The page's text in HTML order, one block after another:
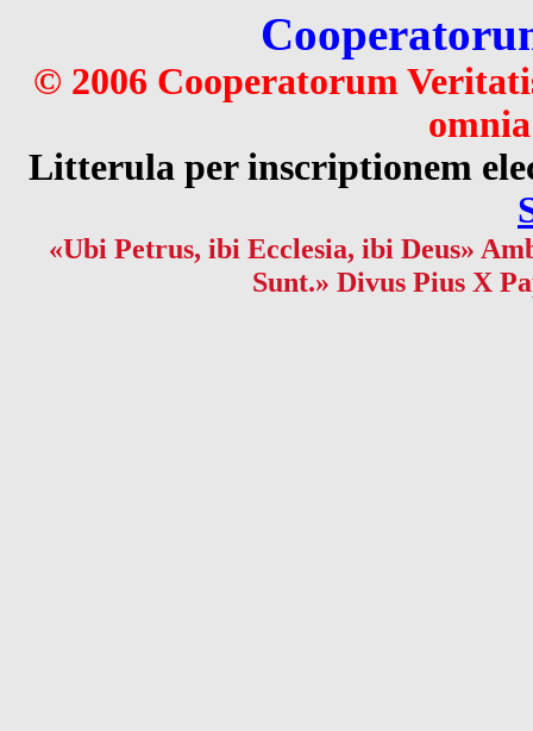
© 2006 Cooperatorum
Litterula per inscriptionem
«Ubi Petrus, ibi Ecclesia, ibi Deus»
Sunt.» Divus Pius X